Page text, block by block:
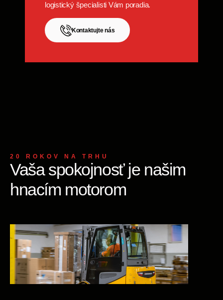
logistický špecialisti Vám poradia.
Kontaktujte nás
20 ROKOV NA TRHU
Vaša spokojnosť je našim
hnacím motorom